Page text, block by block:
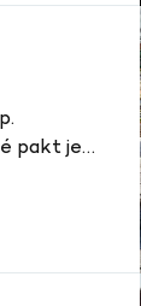
pakt je